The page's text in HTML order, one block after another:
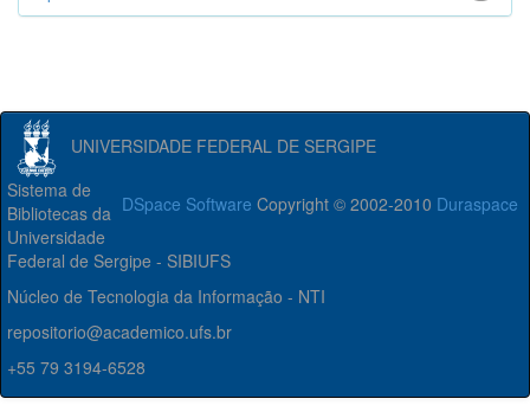
UNIVERSIDADE FEDERAL DE SERGIPE
DSpace Software Copyright © 2002-2010 Duraspace
Sistema de
Bibliotecas da
Universidade
Federal de Sergipe - SIBIUFS
Núcleo de Tecnologia da Informação - NTI
repositorio@academico.ufs.br
+55 79 3194-6528